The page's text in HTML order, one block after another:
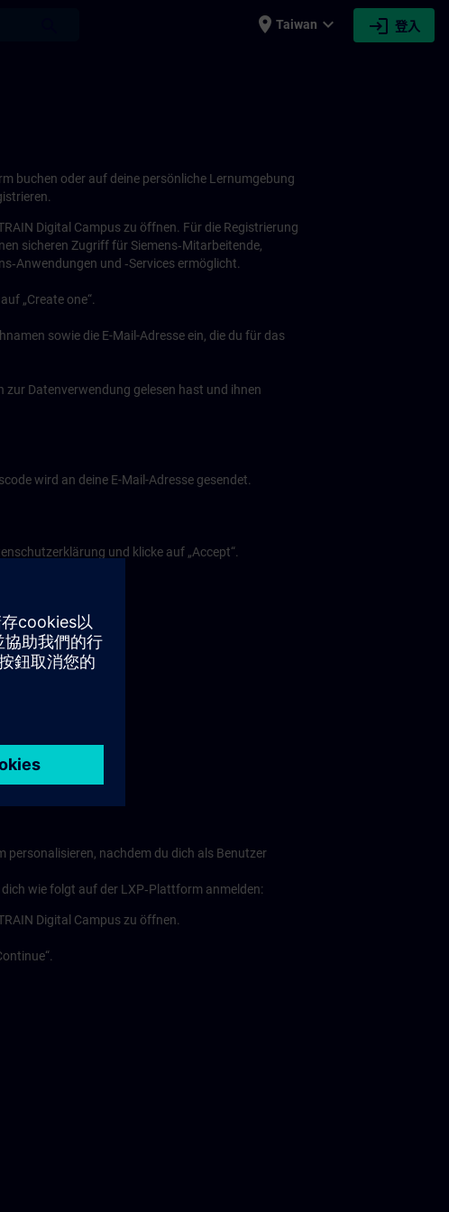
place Taiwan expand_more login 登入
buchen oder auf deine persönliche Lernumgebung
Digital Campus zu öffnen. Für die Registrierung
sicheren Zugriff für Siemens‑Mitarbeitende,
und ‑Services ermöglicht.
„Create one“.
sowie die E-Mail-Adresse ein, die du für das
Datenverwendung gelesen hast und ihnen
wird an deine E-Mail-Adresse gesendet.
und klicke auf „Accept“.
personalisieren, nachdem du dich als Benutzer
wie folgt auf der LXP‑Plattform anmelden:
Digital Campus zu öffnen.